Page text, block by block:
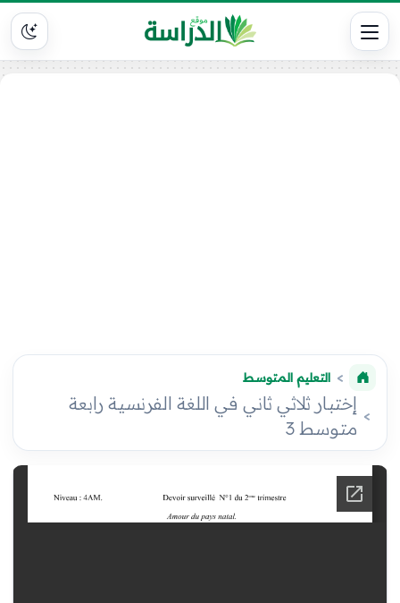
التعليم المتوسط
إختبار ثلاثي ثاني في اللغة الفرنسية رابعة
متوسط 3